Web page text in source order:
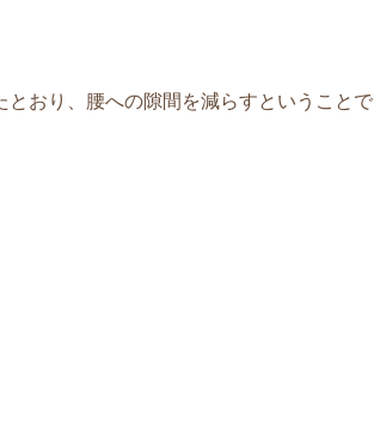
おり、腰への隙間を減らすということで